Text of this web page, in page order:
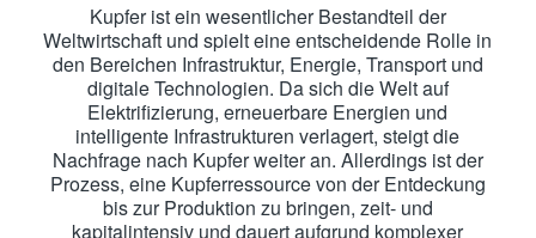
Kupfer ist ein wesentlicher Bestandteil der
Weltwirtschaft und spielt eine entscheidende Rolle in
den Bereichen Infrastruktur, Energie, Transport und
digitale Technologien. Da sich die Welt auf
Elektrifizierung, erneuerbare Energien und
intelligente Infrastrukturen verlagert, steigt die
Nachfrage nach Kupfer weiter an. Allerdings ist der
Prozess, eine Kupferressource von der Entdeckung
bis zur Produktion zu bringen, zeit- und
kapitalintensiv und dauert aufgrund komplexer